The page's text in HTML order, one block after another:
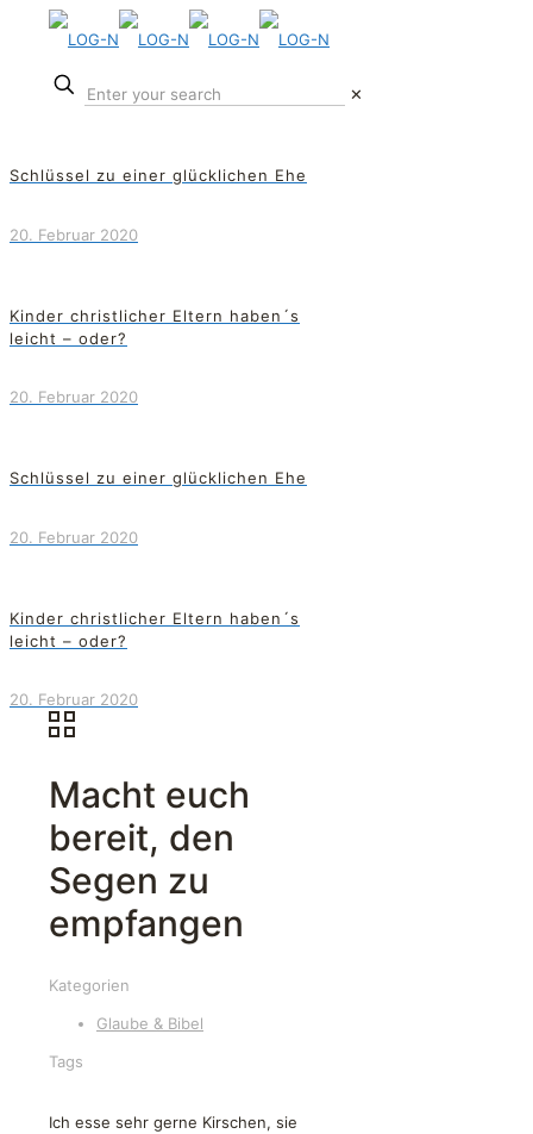
✕
Schlüssel zu einer glücklichen Ehe
20. Februar 2020
Kinder christlicher Eltern haben´s
leicht – oder?
20. Februar 2020
Schlüssel zu einer glücklichen Ehe
20. Februar 2020
Kinder christlicher Eltern haben´s
leicht – oder?
20. Februar 2020
Macht euch
bereit, den
Segen zu
empfangen
Kategorien
Glaube & Bibel
Tags
Ich esse sehr gerne Kirschen, sie